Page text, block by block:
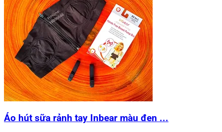
Áo hút sữa rảnh tay Inbear màu đen ...